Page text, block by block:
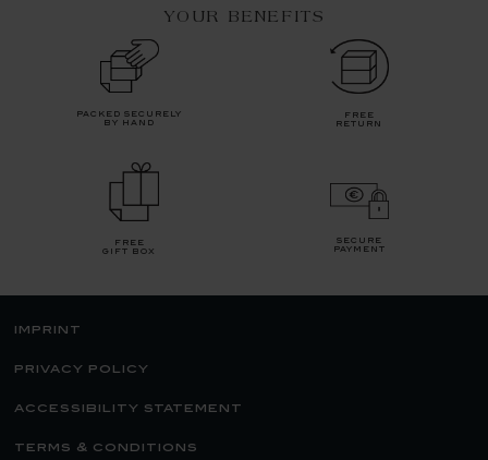
YOUR BENEFITS
packed securely
by hand
free
return
free
gift box
secure
payment
imprint
privacy policy
accessibility statement
terms & conditions